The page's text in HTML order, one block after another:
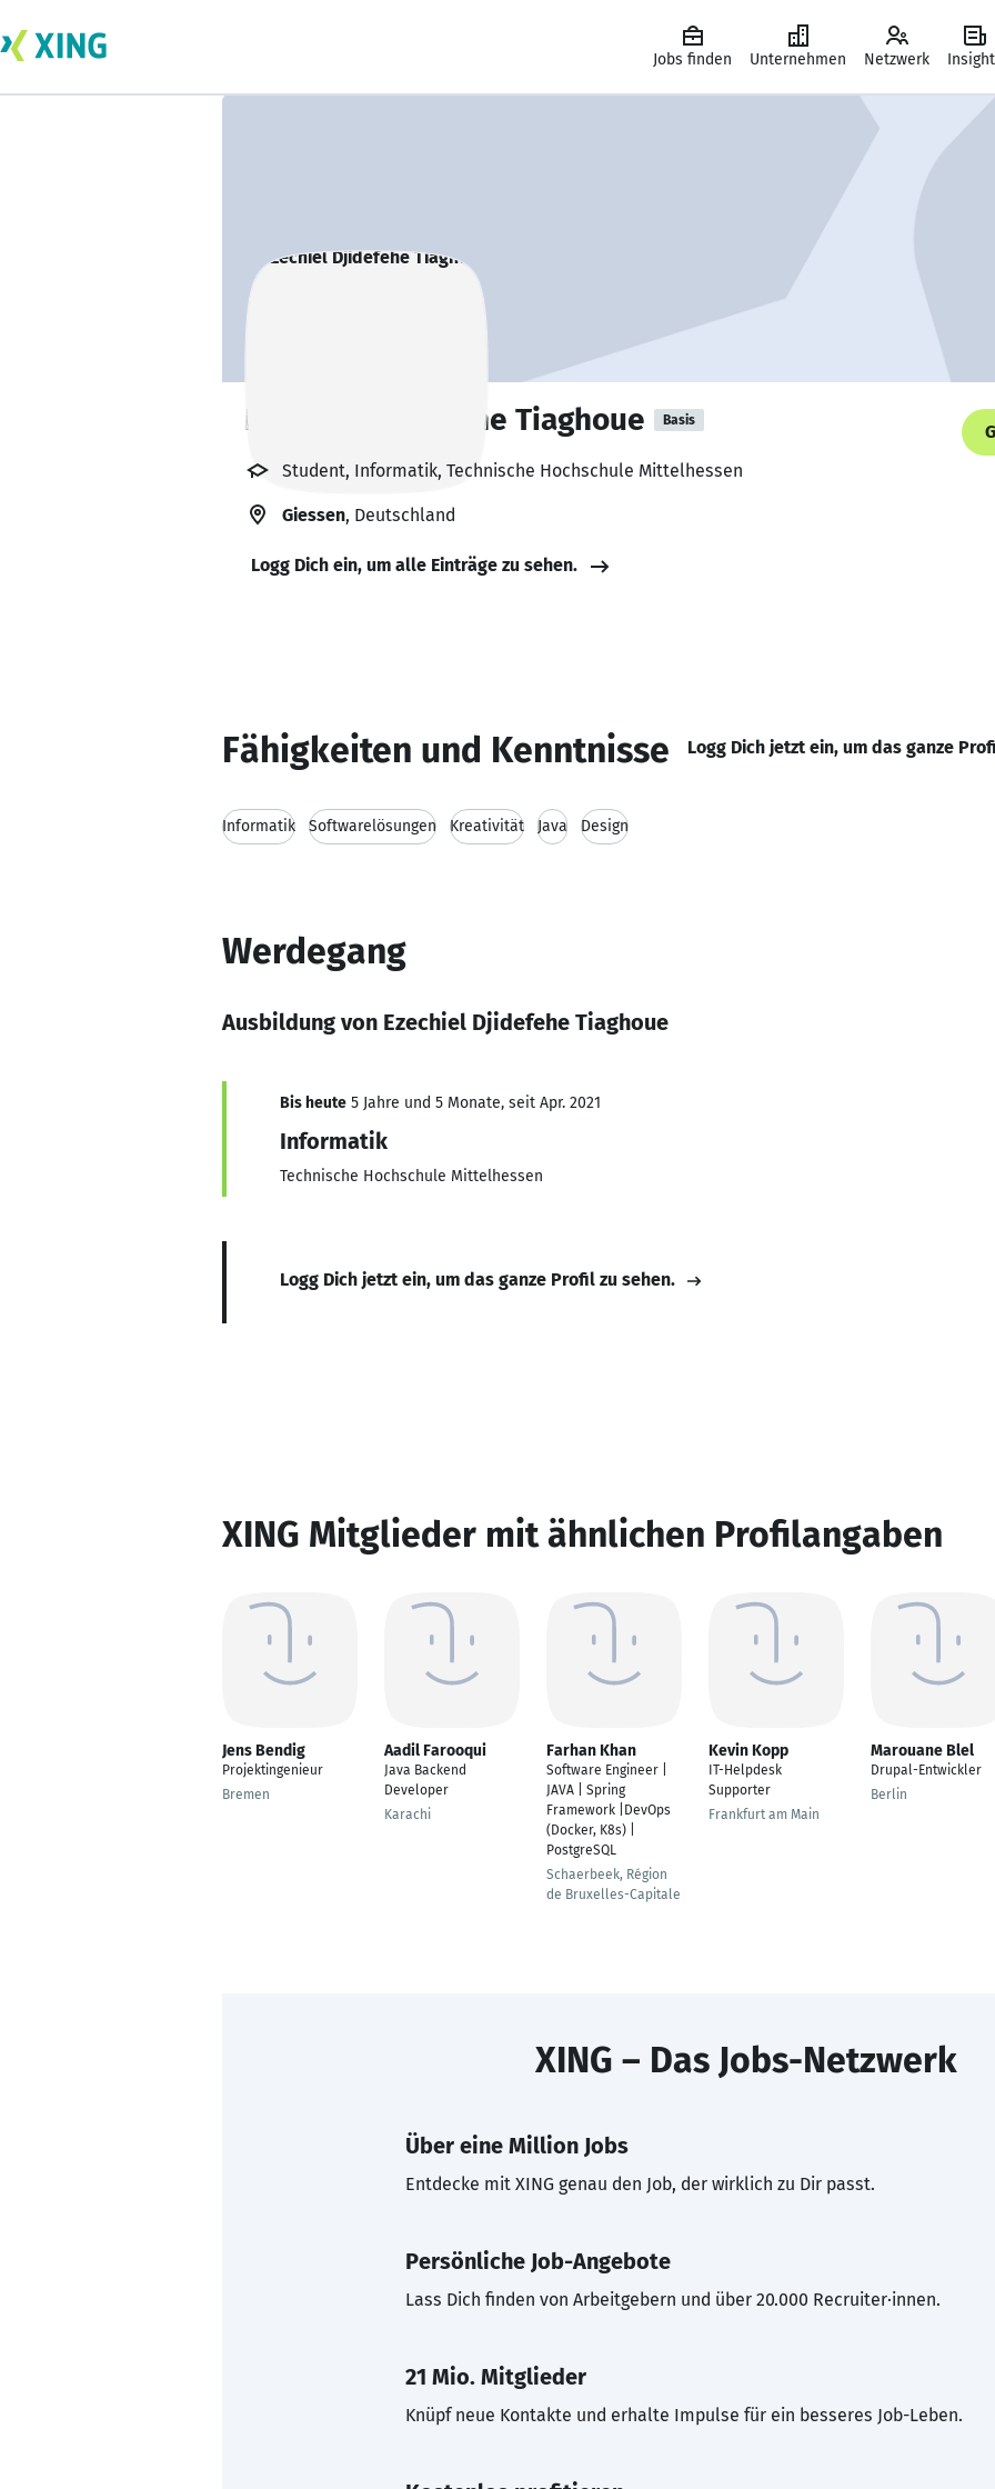
Jobs finden Unternehmen Netzwerk
Ezechiel Djidefehe Tiaghoue Basis
Student, Informatik, Technische Hochschule Mittelhessen
Giessen, Deutschland
Logg Dich ein, um alle Einträge zu sehen.
Fähigkeiten und Kenntnisse Logg Dich jetzt ein, um das ganze
Informatik Softwarelösungen Kreativität Java Design
Werdegang
Ausbildung von Ezechiel Djidefehe Tiaghoue
Bis heute 5 Jahre und 5 Monate, seit Apr. 2021
Informatik
Technische Hochschule Mittelhessen
Logg Dich jetzt ein, um das ganze Profil zu sehen.
XING Mitglieder mit ähnlichen Profilangaben
Jens Bendig
Projektingenieur
Bremen
Aadil Farooqui
Java Backend
Developer
Karachi
Farhan Khan
Software Engineer |
JAVA | Spring
Framework |DevOps
(Docker, K8s) |
PostgreSQL
Schaerbeek, Région
de Bruxelles-Capitale
Kevin Kopp
IT-Helpdesk
Supporter
Frankfurt am Main
Marouane Blel
Drupal-Entwickler
Berlin
XING – Das Jobs-Netzwerk
Über eine Million Jobs
Entdecke mit XING genau den Job, der wirklich zu Dir passt.
Persönliche Job-Angebote
Lass Dich finden von Arbeitgebern und über 20.000 Recruiter·innen.
21 Mio. Mitglieder
Knüpf neue Kontakte und erhalte Impulse für ein besseres Job-Leben.